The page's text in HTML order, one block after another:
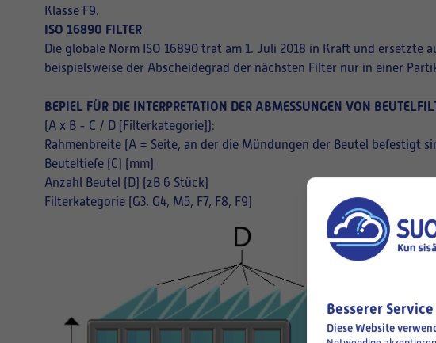
Klasse F9.
ISO 16890 FILTER
Die globale Norm ISO 16890 trat am 1. Juli 2018 in Kraft und ersetzte
beispielsweise der Abscheidegrad der nächsten Filter nur in einer
BEPIEL FÜR DIE INTERPRETATION DER ABMESSUNGEN VON
(A x B - C / D [Filterkategorie]):
Rahmenbreite (A = Seite, an der die Mündungen der Beutel befestigt
Beuteltiefe (C) (mm)
Anzahl Beutel (D) (zB 6 Stück)
Filterkategorie (G3, G4, M5, F7, F8, F9)
Besserer
Diese Website